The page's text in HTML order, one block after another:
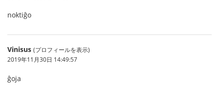
noktiĝo
Vinisus (プロフィールを表示)
2019年11月30日 14:49:57
ĝoja